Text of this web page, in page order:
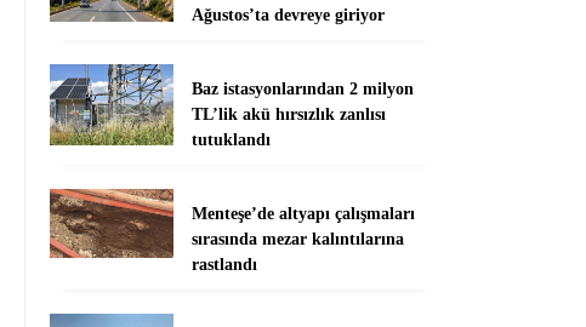
Ağustos’ta devreye giriyor
Baz istasyonlarından 2 milyon
TL’lik akü hırsızlık zanlısı
tutuklandı
Menteşe’de altyapı çalışmaları
sırasında mezar kalıntılarına
rastlandı